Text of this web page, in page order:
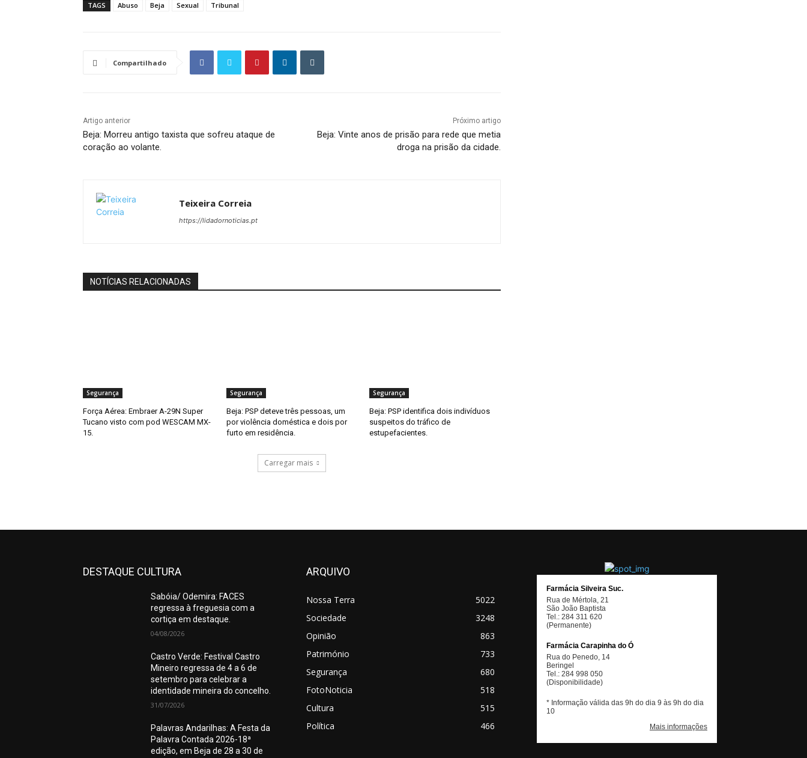
TAGS Abuso Beja Sexual Tribunal
Compartilhado
Artigo anterior
Beja: Morreu antigo taxista que sofreu ataque de
coração ao volante.
Próximo artigo
Beja: Vinte anos de prisão para rede que metia
droga na prisão da cidade.
Teixeira Correia
https://lidadornoticias.pt
NOTÍCIAS RELACIONADAS
Segurança
Força Aérea: Embraer A-29N Super
Tucano visto com pod WESCAM MX-
15.
Segurança
Beja: PSP deteve três pessoas, um
por violência doméstica e dois por
furto em residência.
Segurança
Beja: PSP identifica dois indivíduos
suspeitos do tráfico de
estupefacientes.
Carregar mais
DESTAQUE CULTURA
Sabóia/ Odemira: FACES
regressa à freguesia com a
cortiça em destaque.
04/08/2026
Castro Verde: Festival Castro
Mineiro regressa de 4 a 6 de
setembro para celebrar a
identidade mineira do concelho.
31/07/2026
Palavras Andarilhas: A Festa da
Palavra Contada 2026-18ª
edição, em Beja de 28 a 30 de
ARQUIVO
Nossa Terra
5022
Sociedade
3248
Opinião
863
Património
733
Segurança
680
FotoNoticia
518
Cultura
515
Política
466